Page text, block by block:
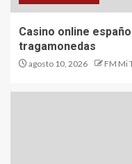
Casino online
tragamonedas
agosto 10, 2026 FM Mi